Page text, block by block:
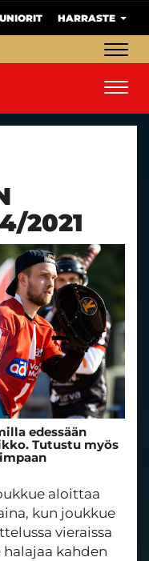
HARRASTE
2021
edessään
Tutustu myös
aloittaa
kun joukkue
vieraissa
kahden